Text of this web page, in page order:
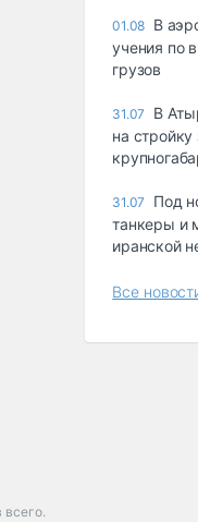
всего.
01.08 В
учения по
грузов
31.07
В
на
31.07
Под
танкеры и
иранской
Все